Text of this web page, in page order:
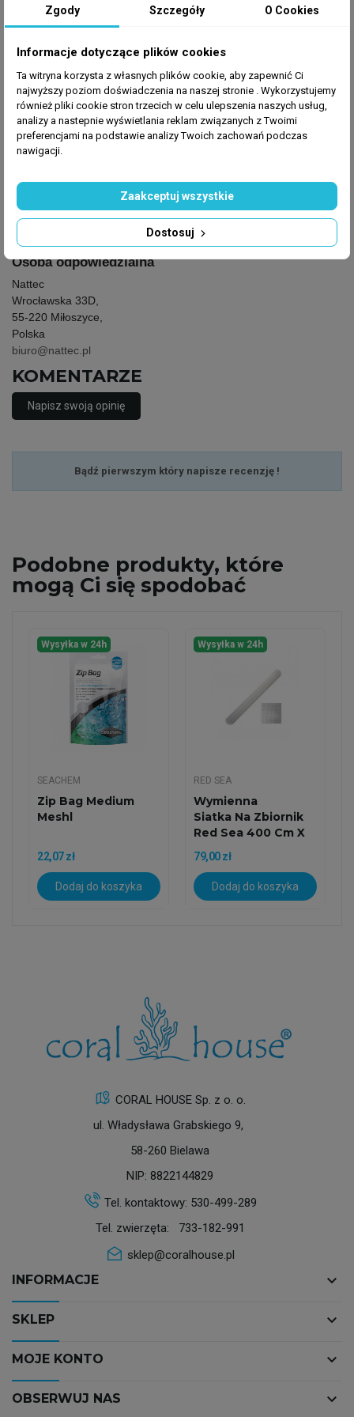
GPSR
Producent: Nattec
Producent
Wrocławska 33D,
55-220 Miłoszyce,
Polska
Osoba odpowiedzialna
Nattec
Wrocławska 33D,
55-220 Miłoszyce,
Polska
biuro@nattec.pl
KOMENTARZE
Napisz swoją opinię
Bądź pierwszym który napisze recenzję !
Podobne produkty, które
mogą Ci się spodobać
Wysyłka w 24h
SEACHEM
Zip Bag Medium
Meshl
22,07 zł
Dodaj do koszyka
Wysyłka w 24h
RED SEA
Wymienna
Siatka Na Zbiornik
Red Sea 400 Cm X
80 Cm
79,00 zł
Dodaj do koszyka
CORAL HOUSE Sp. z o. o.
ul. Władysława Grabskiego 9,
58-260 Bielawa
NIP: 8822144829
Tel. kontaktowy: 530-499-289
Tel. zwierzęta: 733-182-991
sklep@coralhouse.pl
INFORMACJE keyboard_arrow_down
SKLEP keyboard_arrow_down
MOJE KONTO keyboard_arrow_down
OBSERWUJ NAS keyboard_arrow_down
Zgody Szczegóły O Cookies
Informacje dotyczące plików cookies
Ta witryna korzysta z własnych plików cookie, aby zapewnić Ci
najwyższy poziom doświadczenia na naszej stronie . Wykorzystujemy
również pliki cookie stron trzecich w celu ulepszenia naszych usług,
analizy a nastepnie wyświetlania reklam związanych z Twoimi
preferencjami na podstawie analizy Twoich zachowań podczas
nawigacji.
Dostosuj
Zaakceptuj wszystkie